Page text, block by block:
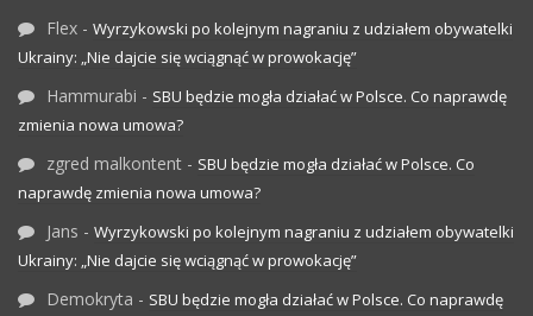
Flex - Wyrzykowski po kolejnym nagraniu z udziałem obywatelki
Ukrainy: „Nie dajcie się wciągnąć w prowokację”
Hammurabi - SBU będzie mogła działać w Polsce. Co naprawdę
zmienia nowa umowa?
zgred malkontent - SBU będzie mogła działać w Polsce. Co
naprawdę zmienia nowa umowa?
Jans - Wyrzykowski po kolejnym nagraniu z udziałem obywatelki
Ukrainy: „Nie dajcie się wciągnąć w prowokację”
Demokryta - SBU będzie mogła działać w Polsce. Co naprawdę